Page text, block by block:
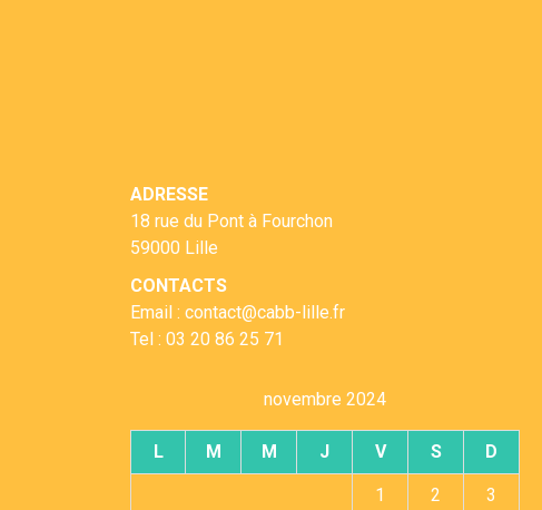
ADRESSE
18 rue du Pont à Fourchon
59000 Lille
CONTACTS
Email : contact@cabb-lille.fr
Tel : 03 20 86 25 71
novembre 2024
L M M J V S D
1 2 3